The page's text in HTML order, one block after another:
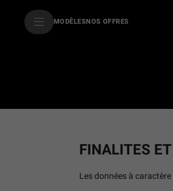
MODÈLESNOS OFFRES
FINALITES
Les données à